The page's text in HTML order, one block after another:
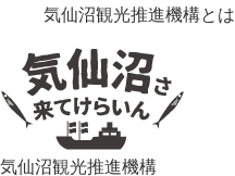
気仙沼観光推進機構とは
気仙沼観光推進機構